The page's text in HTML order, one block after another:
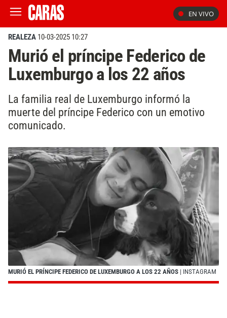
EN VIVO
REALEZA 10-03-2025 10:27
Murió el príncipe Federico de
Luxemburgo a los 22 años
La familia real de Luxemburgo informó la
muerte del príncipe Federico con un emotivo
comunicado.
MURIÓ EL PRÍNCIPE FEDERICO DE LUXEMBURGO A LOS 22 AÑOS | INSTAGRAM